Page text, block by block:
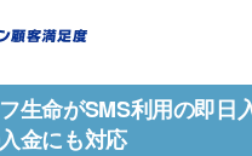
生命がSMS利用の即日
金にも対応